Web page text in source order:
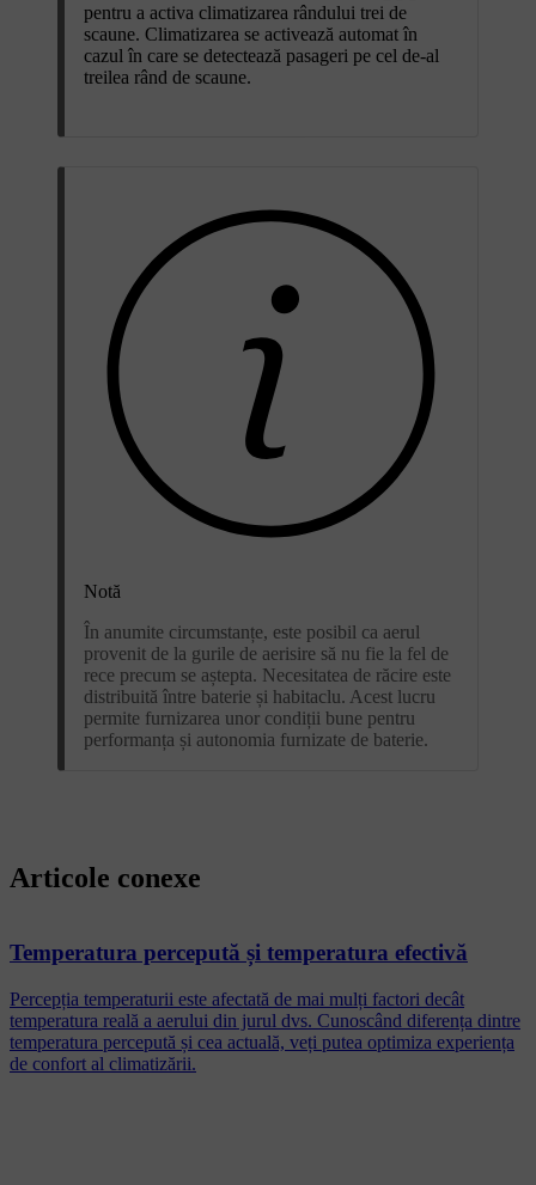
pentru a activa climatizarea rândului trei de
scaune. Climatizarea se activează automat în
cazul în care se detectează pasageri pe cel de-al
treilea rând de scaune.
Notă
În anumite circumstanțe, este posibil ca aerul
provenit de la gurile de aerisire să nu fie la fel de
rece precum se aștepta. Necesitatea de răcire este
distribuită între baterie și habitaclu. Acest lucru
permite furnizarea unor condiții bune pentru
performanța și autonomia furnizate de baterie.
Articole conexe
Temperatura percepută și temperatura efectivă
Percepția temperaturii este afectată de mai mulți factori decât
temperatura reală a aerului din jurul dvs. Cunoscând diferența dintre
temperatura percepută și cea actuală, veți putea optimiza experiența
de confort al climatizării.